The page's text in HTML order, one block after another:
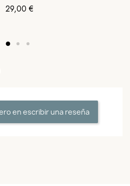
Precio
29,00 €
en escribir una reseña